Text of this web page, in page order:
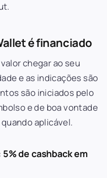
é financiado
chegar ao seu
e as indicações são
são iniciados pelo
e de boa vontade
aplicável.
5% de cashback em